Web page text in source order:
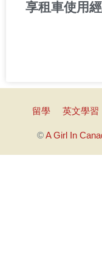
享租車使用
留學 英文學習
©A Girl In